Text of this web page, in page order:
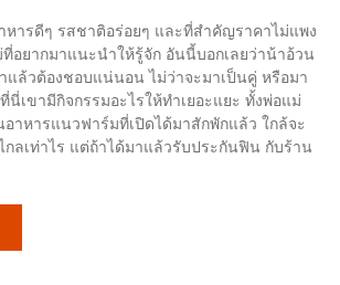
หารดีๆ รสชาติอร่อยๆ และที่สำคัญราคาไม่แพง
อยากมาแนะนำให้รู้จัก อันนี้บอกเลยว่าน้าอ้วน
แล้วต้องชอบแน่นอน ไม่ว่าจะมาเป็นคู่ หรือมา
นี่เขามีกิจกรรมอะไรให้ทำเยอะแยะ ทั้งพ่อแม่
อาหารแนวฟาร์มที่เปิดได้มาสักพักแล้ว ใกล้จะ
กลเท่าไร แต่ถ้าได้มาแล้วรับประกันฟิน กับร้าน